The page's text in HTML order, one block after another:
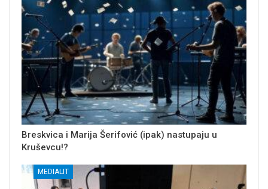
Breskvica i Marija Šerifović (ipak) nastupaju u
Kruševcu!?
MEDIALIT